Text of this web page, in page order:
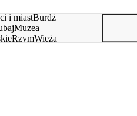
i miastBurdż
Muzea
RzymWieża